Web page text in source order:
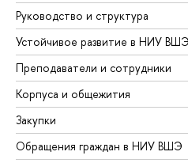
Руководство и структура
Устойчивое развитие в НИУ ВШЭ
Преподаватели и сотрудники
Корпуса и общежития
Закупки
Обращения граждан в НИУ ВШЭ